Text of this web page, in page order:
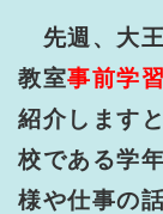
先週、大
教室事前学習
紹介します
校である学
様や仕事の